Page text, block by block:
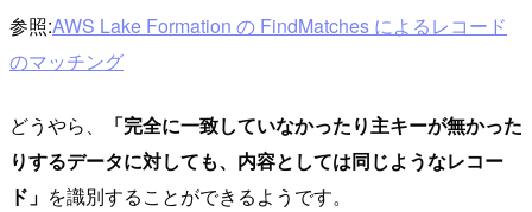
参照:AWS Lake Formation の FindMatches によるレコード
のマッチング
どうやら、
「完全に一致していなかったり主キーが無かった
りするデータに対しても、内容としては同じようなレコー
ド」 を識別することができるようです。